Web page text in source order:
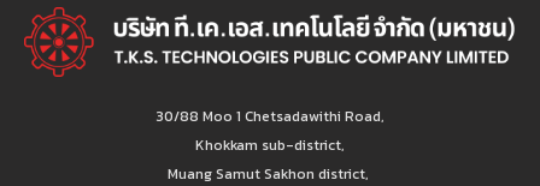
30/88 Moo 1 Chetsadawithi Road,
Khokkam sub-district,
Muang Samut Sakhon district,